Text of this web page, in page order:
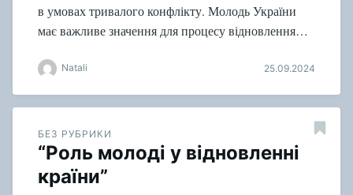
в умовах тривалого конфлікту. Молодь України
має важливе значення для процесу відновлення…
Natali 25.09.2024
БЕЗ РУБРИКИ
“Роль молоді у відновленні
країни”